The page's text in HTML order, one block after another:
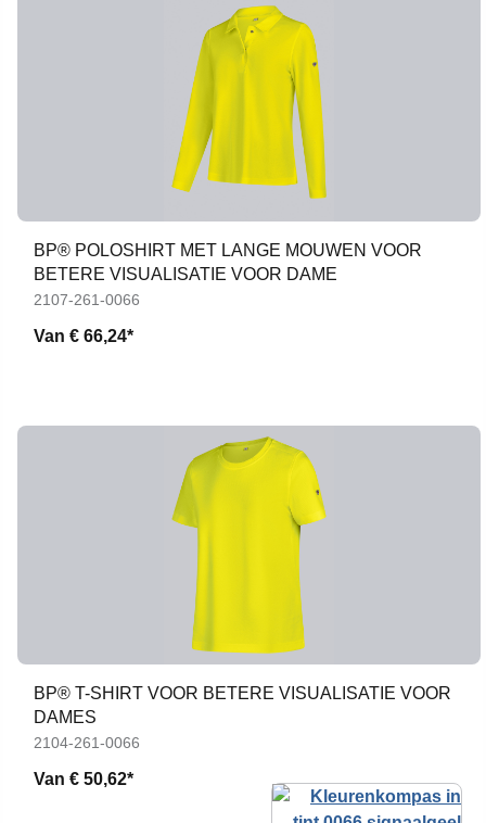
BP® POLOSHIRT MET LANGE MOUWEN VOOR
BETERE VISUALISATIE VOOR DAME
2107-261-0066
Van € 66,24*
BP® T-SHIRT VOOR BETERE VISUALISATIE VOOR
DAMES
2104-261-0066
Van € 50,62*